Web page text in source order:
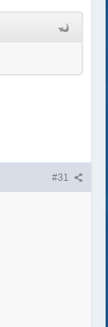
#31